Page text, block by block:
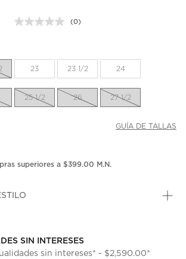
Sin
la
misma
(0)
23 23 1/2 24
25 1/2 26 27 1/2
GUÍA DE TALLAS
superiores a $399.00 M.N.
SIN INTERESES
sin intereses* - $2,590.00*